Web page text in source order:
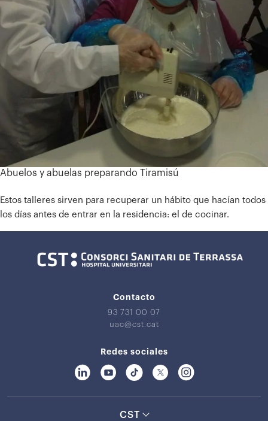
Abuelos y abuelas preparando Tiramisú
Estos talleres sirven para recuperar un hábito que hacían todos
los días antes de entrar en la residencia: el de cocinar.
Contacto
93 731 00 07
uac@cst.cat
Redes sociales
CST